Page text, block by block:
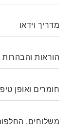
מדריך וידאו
הוראות והבהרות
חומרים ואופן
משלוחים,